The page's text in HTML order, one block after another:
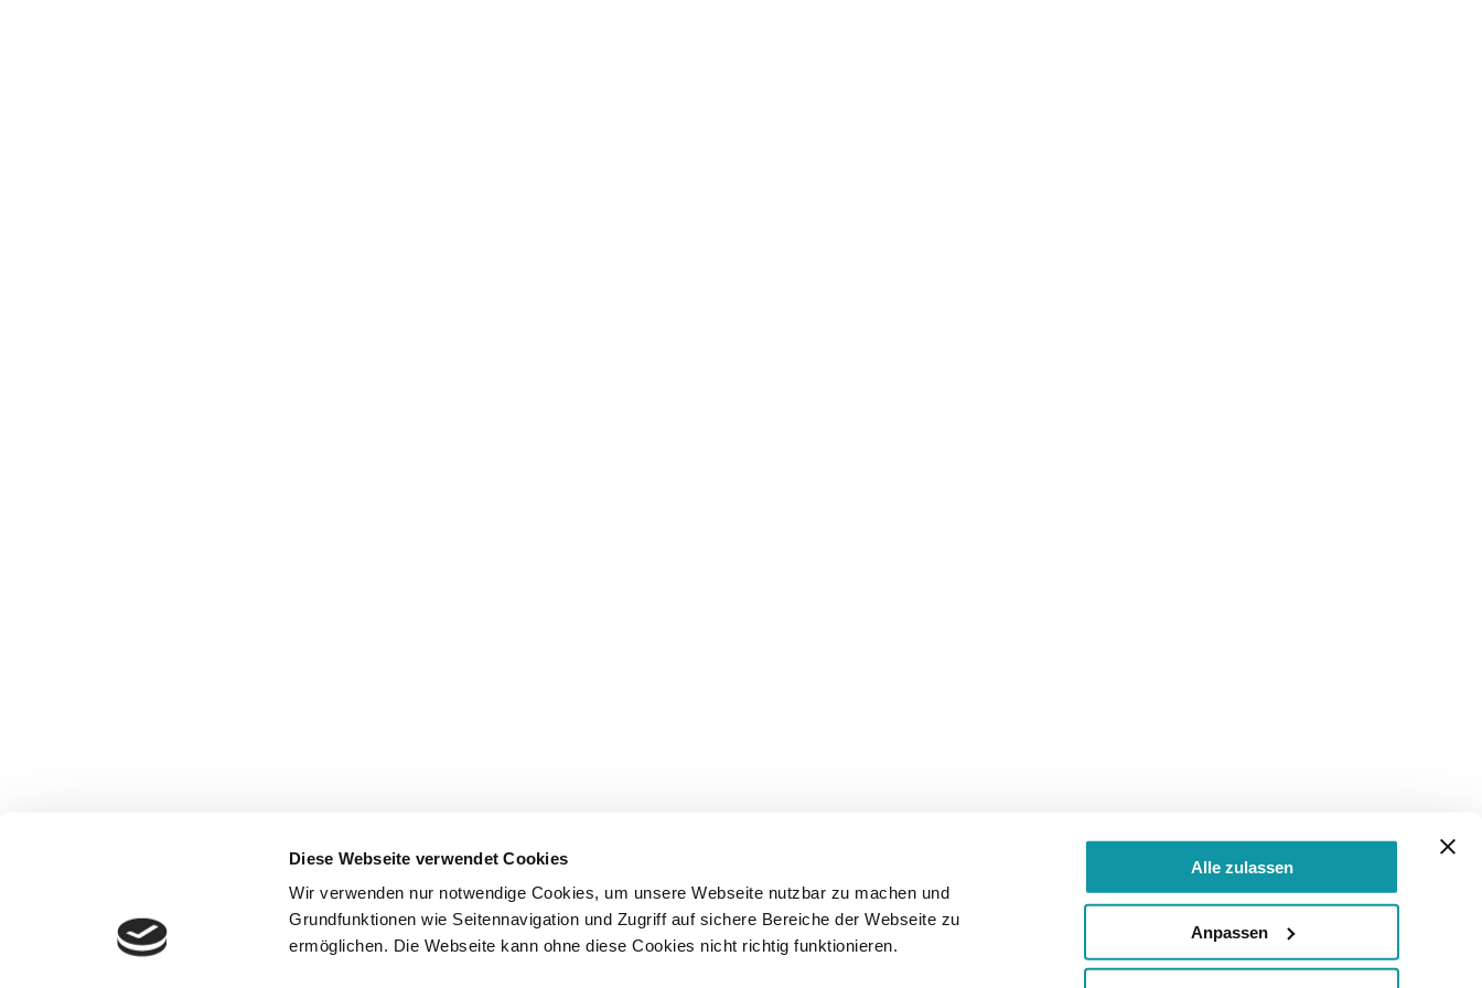
Diese Webseite verwendet Cookies
Wir verwenden nur notwendige Cookies, um unsere Webseite nutzbar zu machen und
Grundfunktionen wie Seitennavigation und Zugriff auf sichere Bereiche der Webseite zu
ermöglichen. Die Webseite kann ohne diese Cookies nicht richtig funktionieren.
Alle zulassen
Anpassen